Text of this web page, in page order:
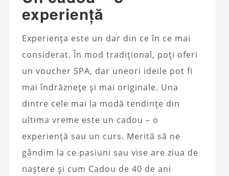
experiență
Experiența este un dar din ce în ce mai
considerat. În mod tradițional, poți oferi
un voucher SPA, dar uneori ideile pot fi
mai îndrăznețe și mai originale. Una
dintre cele mai la modă tendințe din
ultima vreme este un cadou – o
experiență sau un curs. Merită să ne
gândim la ce pasiuni sau vise are ziua de
naștere și cum Cadou de 40 de ani